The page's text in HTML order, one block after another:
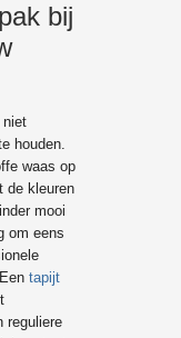
bij
niet
houden.
waas op
de kleuren
mooi
om eens
tapijt
reguliere